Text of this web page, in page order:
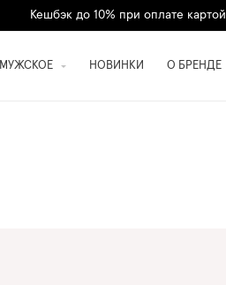
Кешбэк до 10% при оплате картой
МУЖСКОЕ НОВИНКИ О БРЕНДЕ